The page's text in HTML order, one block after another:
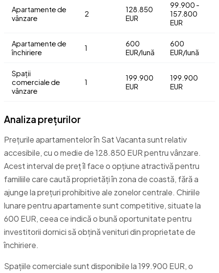
Apartamente de
vânzare
2
128.850
EUR
99.900 -
157.800
EUR
Apartamente de
închiriere
1
600
EUR/lună
600
EUR/lună
Spații
comerciale de
vânzare
1
199.900
EUR
199.900
EUR
Analiza prețurilor
Prețurile apartamentelor în Sat Vacanta sunt relativ
accesibile, cu o medie de 128.850 EUR pentru vânzare.
Acest interval de preț îl face o opțiune atractivă pentru
familiile care caută proprietăți în zona de coastă, fără a
ajunge la prețuri prohibitive ale zonelor centrale. Chiriile
lunare pentru apartamente sunt competitive, situate la
600 EUR, ceea ce indică o bună oportunitate pentru
investitorii dornici să obțină venituri din proprietate de
închiriere.
Spațiile comerciale sunt disponibile la 199.900 EUR, o